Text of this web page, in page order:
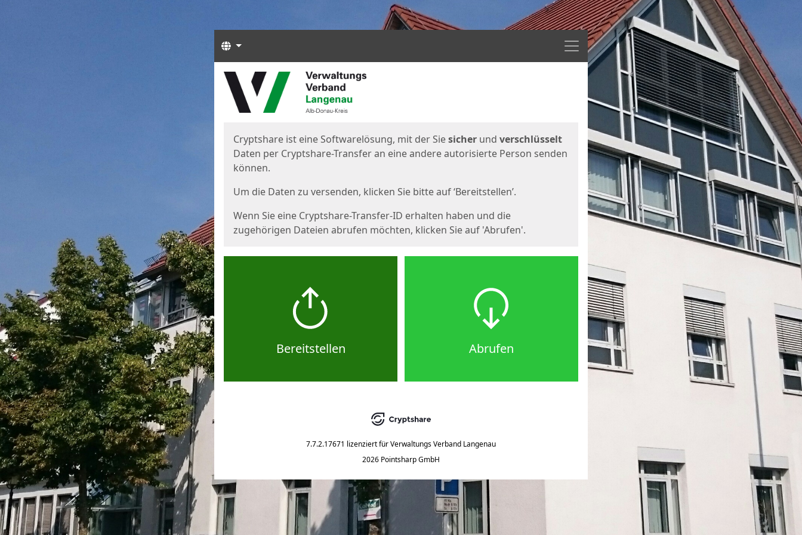
Menü
Sprachen
Start
Cryptshare ist eine Softwarelösung, mit der Siesicher und verschlüsselt
Daten per Cryptshare-Transfer an eine andere autorisierte Person senden
können.
Um die Daten zu versenden, klicken Sie bitte auf ‘Bereitstellen’.
Wenn Sie eine Cryptshare-Transfer-ID erhalten haben und die
zugehörigen Dateien abrufen möchten, klicken Sie auf 'Abrufen'.
Bereitstellen Abrufen
7.7.2.17671 lizenziert fürVerwaltungs Verband Langenau
2026 Pointsharp GmbH